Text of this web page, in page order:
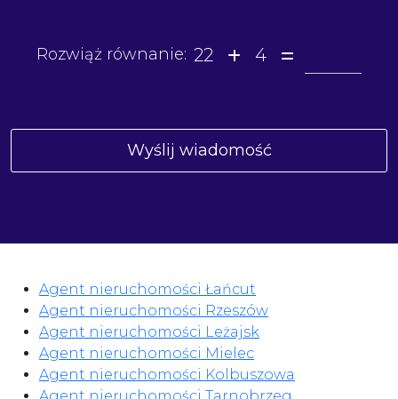
Rozwiąż równanie: 22 4
Agent nieruchomości Łańcut
Agent nieruchomości Rzeszów
Agent nieruchomości Leżajsk
Agent nieruchomości Mielec
Agent nieruchomości Kolbuszowa